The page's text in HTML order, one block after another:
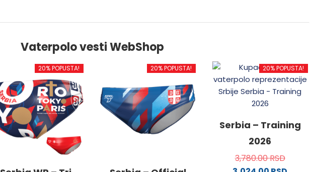
Vaterpolo vesti WebShop
20% POPUSTA! 20% POPUSTA! 20% POPUSTA!
Serbia – Training
2026
3,780.00RSD